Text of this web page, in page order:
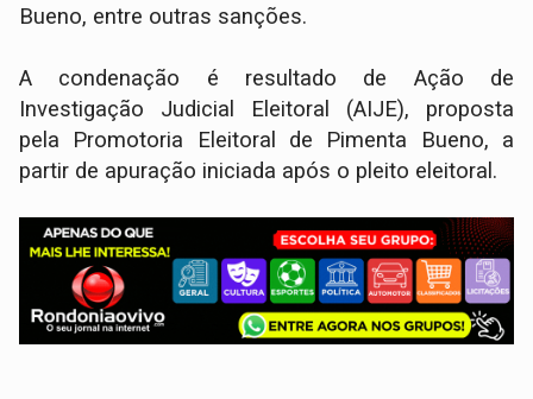
Bueno, entre outras sanções.
A condenação é resultado de Ação de
Investigação Judicial Eleitoral (AIJE), proposta
pela Promotoria Eleitoral de Pimenta Bueno, a
partir de apuração iniciada após o pleito eleitoral.